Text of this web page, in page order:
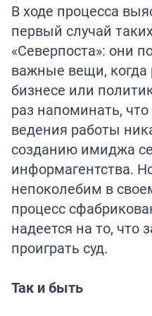
В ходе процесса
первый случай
«Северпоста»: они
важные вещи, когда
бизнесе или
раз напоминать,
ведения работы
созданию имиджа
информагентства.
непоколебим в
процесс
надеется на то, что
проиграть суд.
Так и быть